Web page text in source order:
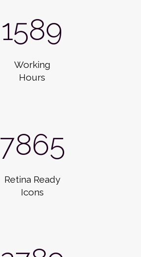
1589
Working
Hours
7865
Retina Ready
Icons